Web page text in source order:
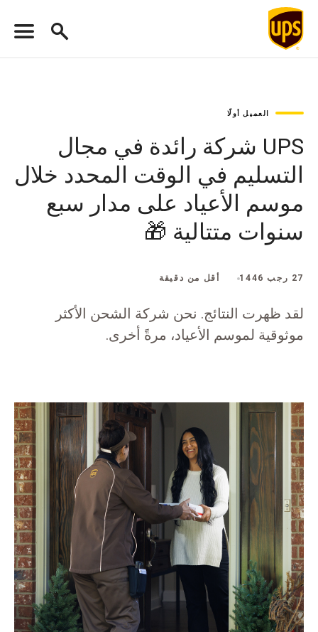
العميل أولًا
UPS شركة رائدة في مجال
التسليم في الوقت المحدد خلال
موسم الأعياد على مدار سبع
سنوات متتالية 🎁
27 رجب 1446 أقل من دقيقة
لقد ظهرت النتائج. نحن شركة الشحن الأكثر
موثوقية لموسم الأعياد، مرةً أخرى.